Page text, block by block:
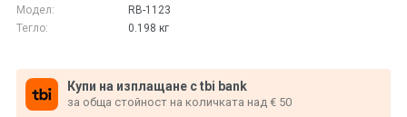
Модел:
RB-1123
Тегло:
0.198 кг
Купи на изплащане с tbi bank
за обща стойност на количката над € 50